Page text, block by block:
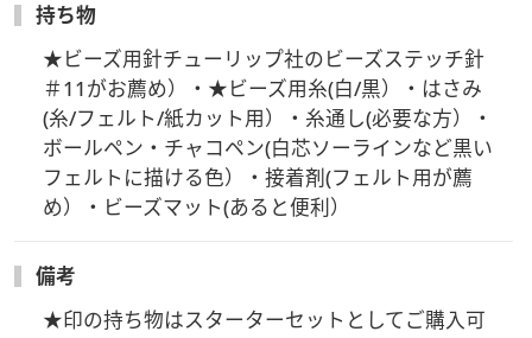
ご了承いただけますようお願い申し上げます。
アーカイブ視聴でのご受講となります。
◆お申込み締め切りは7/31(金）迄を予定です
・講座開催後のお申込につきましてはアーカイブ視聴でのご受
講となります。
ご了承くださいませ。
がございます。
※材料キットの発送は、お支払完了確認後となります。
持ち物
★ビーズ用針チューリップ社のビーズステッチ針
＃11がお薦め）・★ビーズ用糸(白/黒）・はさみ
(糸/フェルト/紙カット用）・糸通し(必要な方）・
ボールペン・チャコペン(白芯ソーラインなど黒い
フェルトに描ける色）・接着剤(フェルト用が薦
め）・ビーズマット(あると便利）
備考
★印の持ち物はスターターセットとしてご購入可